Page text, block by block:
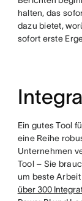
halten, das
dazu bietet,
sofort erste
Ein gutes Tool
eine Reihe
Unternehmen
Tool – Sie
um beste
über 300